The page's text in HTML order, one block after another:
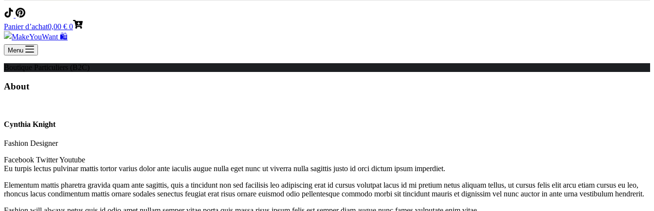
Panier d’achat0,00 € 0
Menu
Boutique Particuliers (B2C)
About
Cynthia Knight
Fashion Designer
Facebook TwitterYoutube
Eu turpis lectus pulvinar mattis tortor varius dolor ante iaculis augue nulla eget nunc ut viverra nulla sagittis justo id orci dictum ipsum imperdiet.
Elementum mattis pharetra gravida quam ante sagittis, quis a tincidunt non sed facilisis leo adipiscing erat id cursus volutpat lacus id mi pretium netus aliquam tellus, ut cursus felis elit arcu etiam cursus eu leo,
rhoncus lacus condimentum mattis ornare sodales senectus feugiat erat risus ornare euismod odio pellentesque commodo morbi sit tincidunt mauris et dignissim vel nunc auctor in ante urna vestibulum hendrerit.